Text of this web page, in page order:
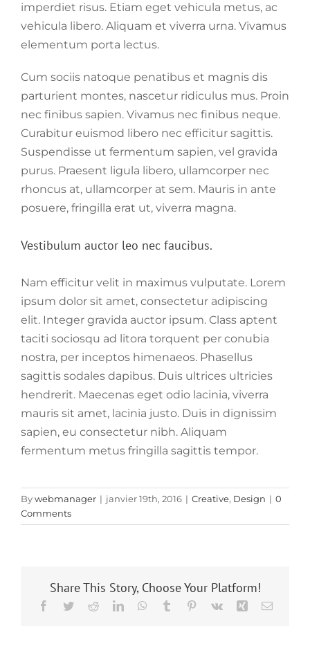
imperdiet risus. Etiam eget vehicula metus, ac
vehicula libero. Aliquam et viverra urna. Vivamus
elementum porta lectus.
Cum sociis natoque penatibus et magnis dis
parturient montes, nascetur ridiculus mus. Proin
nec finibus sapien. Vivamus nec finibus neque.
Curabitur euismod libero nec efficitur sagittis.
Suspendisse ut fermentum sapien, vel gravida
purus. Praesent ligula libero, ullamcorper nec
rhoncus at, ullamcorper at sem. Mauris in ante
posuere, fringilla erat ut, viverra magna.
Vestibulum auctor leo nec faucibus.
Nam efficitur velit in maximus vulputate. Lorem
ipsum dolor sit amet, consectetur adipiscing
elit. Integer gravida auctor ipsum. Class aptent
taciti sociosqu ad litora torquent per conubia
nostra, per inceptos himenaeos. Phasellus
sagittis sodales dapibus. Duis ultrices ultricies
hendrerit. Maecenas eget odio lacinia, viverra
mauris sit amet, lacinia justo. Duis in dignissim
sapien, eu consectetur nibh. Aliquam
fermentum metus fringilla sagittis tempor.
Bywebmanager | janvier 19th, 2016 | Creative, Design | 0
Comments
Share This Story, Choose Your Platform!
Facebook
TwitterRedditLinkedInWhatsApp
Tumblr Pinterest
Vk Xing Email